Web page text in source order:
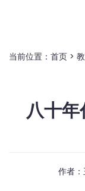
当前位置： 首页 >
八十
作者